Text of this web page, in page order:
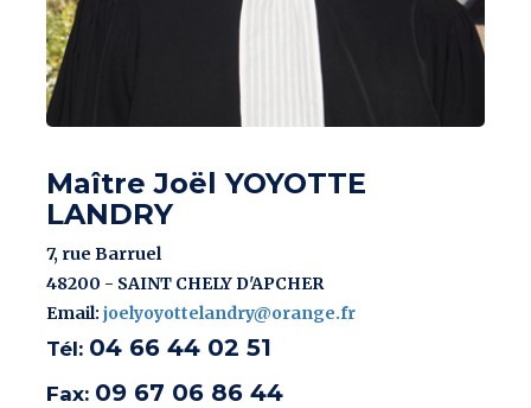
Maître Joël YOYOTTE
LANDRY
7, rue Barruel
48200 - SAINT CHELY D'APCHER
Email: joelyoyottelandry@orange.fr
Tél: 04 66 44 02 51
Fax: 09 67 06 86 44